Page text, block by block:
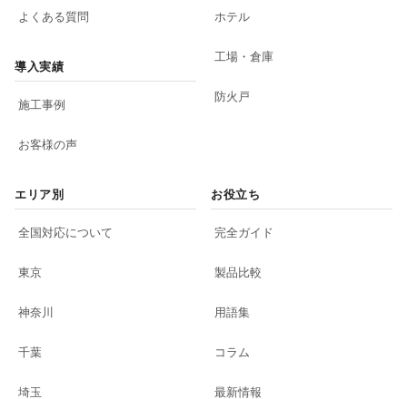
よくある質問
導入実績
施工事例
お客様の声
ホテル
工場・倉庫
防火戸
エリア別
全国対応について
東京
神奈川
千葉
埼玉
お役立ち
完全ガイド
製品比較
用語集
コラム
最新情報